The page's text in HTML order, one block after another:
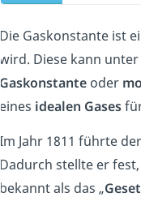
Die Gaskonstante ist
wird. Diese kann
Gaskonstante oder
eines idealen Gases
Im Jahr 1811 führte
Dadurch stellte er
bekannt als das „